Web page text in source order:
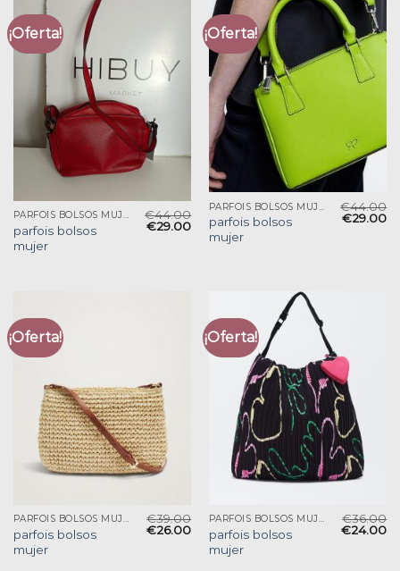
¡Oferta!
PARFOIS BOLSOS MUJER
parfois bolsos
mujer
€44.00
€29.00
¡Oferta!
parfois bolsos
mujer
€44.00
€29.00
¡Oferta!
PARFOIS BOLSOS MUJER
parfois bolsos
mujer
€39.00
€26.00
¡Oferta!
PARFOIS BOLSOS MUJER
parfois bolsos
mujer
€36.00
€24.00